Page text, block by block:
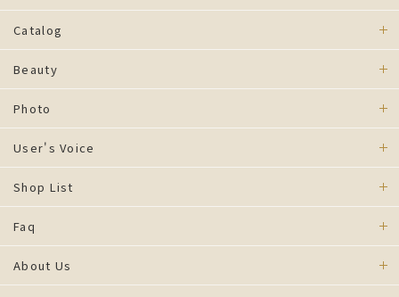
Catalog
Beauty
Photo
User's Voice
Shop List
Faq
About Us